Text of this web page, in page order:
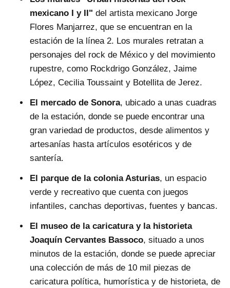
mexicano I y II" del artista mexicano Jorge
Flores Manjarrez, que se encuentran en la
estación de la línea 2. Los murales retratan a
personajes del rock de México y del movimiento
rupestre, como Rockdrigo González, Jaime
López, Cecilia Toussaint y Botellita de Jerez.
El mercado de Sonora, ubicado a unas cuadras
de la estación, donde se puede encontrar una
gran variedad de productos, desde alimentos y
artesanías hasta artículos esotéricos y de
santería.
El parque de la colonia Asturias, un espacio
verde y recreativo que cuenta con juegos
infantiles, canchas deportivas, fuentes y bancas.
El museo de la caricatura y la historieta
Joaquín Cervantes Bassoco, situado a unos
minutos de la estación, donde se puede apreciar
una colección de más de 10 mil piezas de
caricatura política, humorística y de historieta, de